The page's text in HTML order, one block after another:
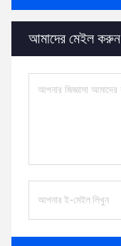
আমাদের মেইল ​​করুন